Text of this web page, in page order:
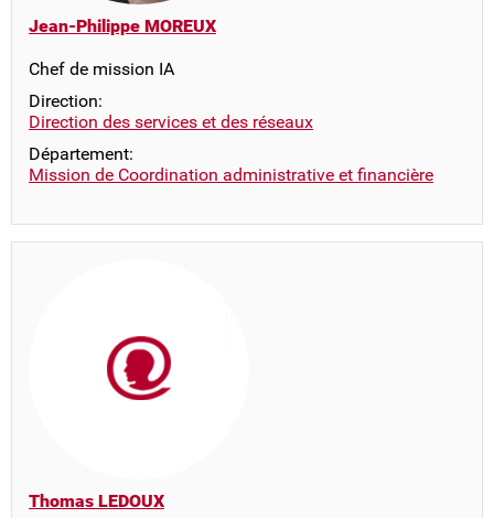
Jean-Philippe MOREUX
Chef de mission IA
Direction:
Direction des services et des réseaux
Département:
Mission de Coordination administrative et financière
Thomas LEDOUX